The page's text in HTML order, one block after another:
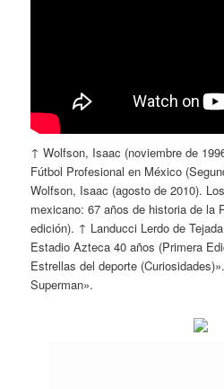
↑ Wolfson, Isaac (noviembre de
Fútbol Profesional en México
Wolfson, Isaac (agosto de 2010).
mexicano: 67 años de historia de la
edición). ↑ Landucci Lerdo de
Estadio Azteca 40 años (Primera
Estrellas del deporte
Superman».